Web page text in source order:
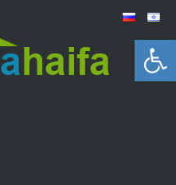
Открыть панель инструментов